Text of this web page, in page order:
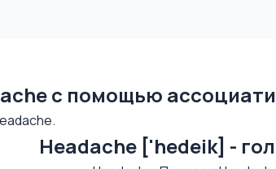
с помощью
Headache ['hedeik] -